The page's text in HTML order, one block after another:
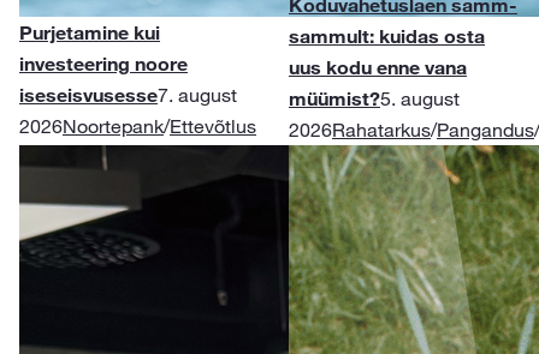
Purjetamine kui
investeering noore
iseseisvusesse7. august
2026Noortepank/Ettevõtlus
Koduvahetuslaen samm-
sammult: kuidas osta
uus kodu enne vana
müümist?5. august
2026Rahatarkus/Pangandus/